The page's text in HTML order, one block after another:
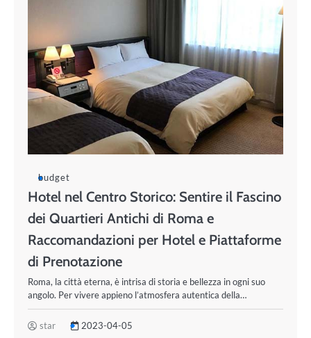
budget
Hotel nel Centro Storico: Sentire il Fascino
dei Quartieri Antichi di Roma e
Raccomandazioni per Hotel e Piattaforme
di Prenotazione
Roma, la città eterna, è intrisa di storia e bellezza in ogni suo
angolo. Per vivere appieno l’atmosfera autentica della…
star 2023-04-05